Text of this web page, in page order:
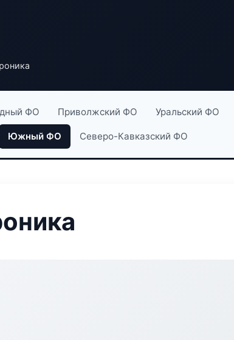
ФО Приволжский ФО Уральский ФО
Южный ФО Северо-Кавказский ФО